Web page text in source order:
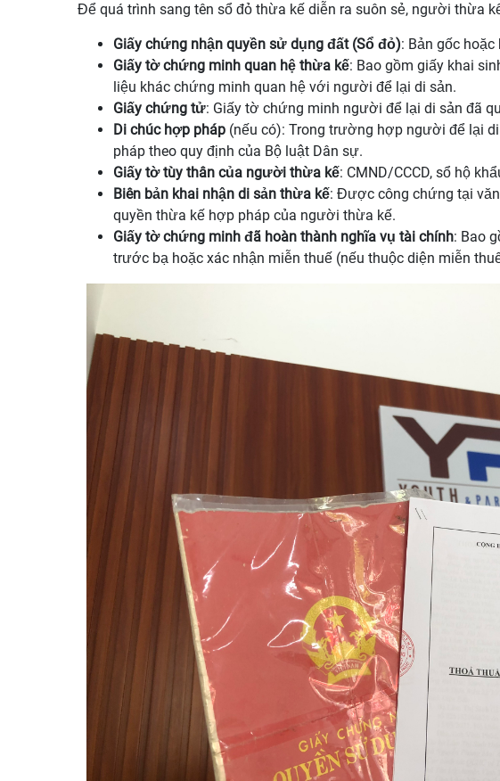
Để quá trình sang tên sổ đỏ thừa kế diễn ra suôn sẻ, người thừa
Giấy chứng nhận quyền sử dụng đất (Sổ đỏ): Bản gốc
Giấy tờ chứng minh quan hệ thừa kế: Bao gồm giấy khai
liệu khác chứng minh quan hệ với người để lại di sản.
Giấy chứng tử: Giấy tờ chứng minh người để lại di sản đã
Di chúc hợp pháp (nếu có): Trong trường hợp người để lại
pháp theo quy định của Bộ luật Dân sự.
Giấy tờ tùy thân của người thừa kế: CMND/CCCD, sổ hộ
Biên bản khai nhận di sản thừa kế: Được công chứng tại
quyền thừa kế hợp pháp của người thừa kế.
Giấy tờ chứng minh đã hoàn thành nghĩa vụ tài chính: Bao
trước bạ hoặc xác nhận miễn thuế (nếu thuộc diện miễn